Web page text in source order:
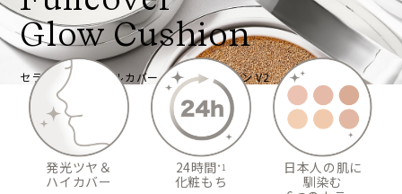
Glow Cushion
セラムフィット フルカバー グロークッション V2
発光ツヤ＆
ハイカバー
24時間*1
化粧もち
日本人の肌に
馴染む